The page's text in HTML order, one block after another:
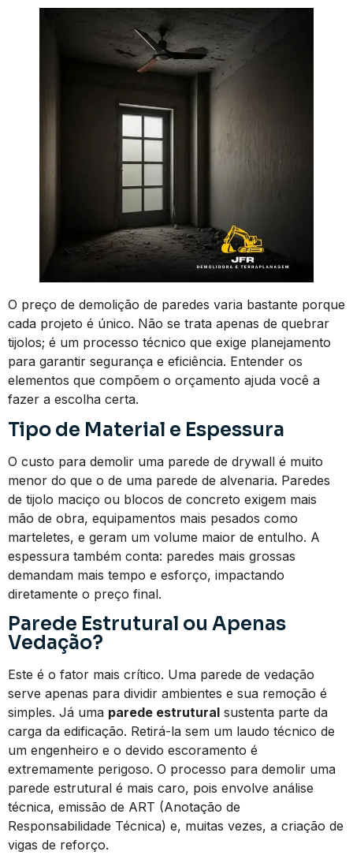
O preço de demolição de paredes varia bastante porque
cada projeto é único. Não se trata apenas de quebrar
tijolos; é um processo técnico que exige planejamento
para garantir segurança e eficiência. Entender os
elementos que compõem o orçamento ajuda você a
fazer a escolha certa.
Tipo de Material e Espessura
O custo para demolir uma parede de drywall é muito
menor do que o de uma parede de alvenaria. Paredes
de tijolo maciço ou blocos de concreto exigem mais
mão de obra, equipamentos mais pesados como
marteletes, e geram um volume maior de entulho. A
espessura também conta: paredes mais grossas
demandam mais tempo e esforço, impactando
diretamente o preço final.
Parede Estrutural ou Apenas
Vedação?
Este é o fator mais crítico. Uma parede de vedação
serve apenas para dividir ambientes e sua remoção é
simples. Já uma parede estrutural sustenta parte da
carga da edificação. Retirá-la sem um laudo técnico de
um engenheiro e o devido escoramento é
extremamente perigoso. O processo para demolir uma
parede estrutural é mais caro, pois envolve análise
técnica, emissão de ART (Anotação de
Responsabilidade Técnica) e, muitas vezes, a criação de
vigas de reforço.